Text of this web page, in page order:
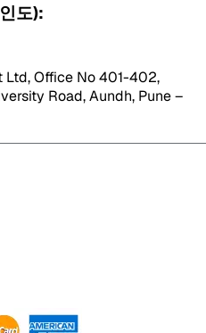
도):
Ltd, Office No 401-402,
Road, Aundh, Pune –